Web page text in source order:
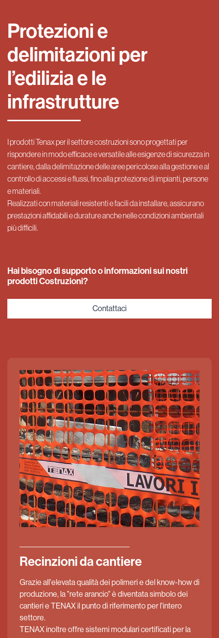
Protezioni e
delimitazioni per
l’edilizia e le
infrastrutture
I prodotti Tenax per il settore costruzioni sono progettati per
rispondere in modo efficace e versatile alle esigenze di sicurezza in
cantiere, dalla delimitazione delle aree pericolose alla gestione e al
controllo di accessi e flussi, fino alla protezione di impianti, persone
e materiali.
Realizzati con materiali resistenti e facili da installare, assicurano
prestazioni affidabili e durature anche nelle condizioni ambientali
più difficili.
Hai bisogno di supporto o informazioni sui nostri
prodotti Costruzioni?
Contattaci
Recinzioni da cantiere
Grazie all'elevata qualità dei polimeri e del know-how di
produzione, la "rete arancio" è diventata simbolo dei
cantieri e TENAX il punto di riferimento per l'intero
settore.
TENAX inoltre offre sistemi modulari certificati per la